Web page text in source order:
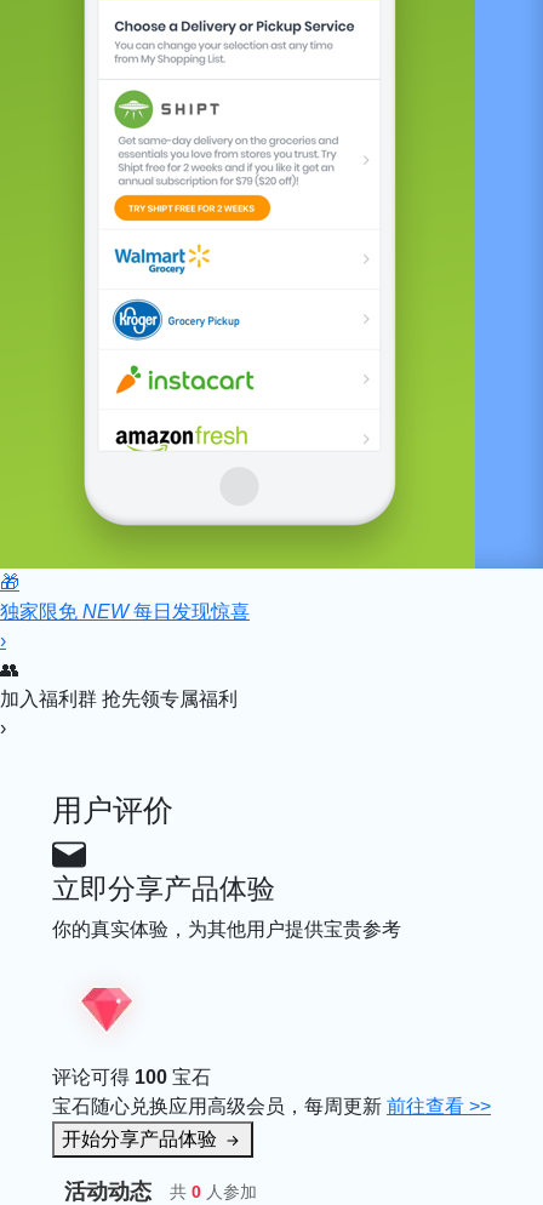
🎁
独家限免 NEW 每日发现惊喜
›
👥
加入福利群 抢先领专属福利
›
用户评价
立即分享产品体验
你的真实体验，为其他用户提供宝贵参考
评论可得 100 宝石
宝石随心兑换应用高级会员，每周更新 前往查看 >>
开始分享产品体验
活动动态 共 0 人参加